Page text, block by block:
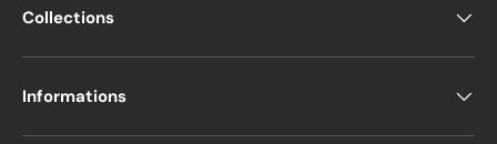
Collections
Informations